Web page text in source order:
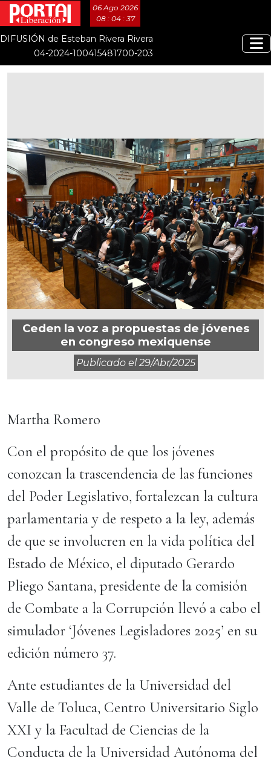
06 Ago 2026
08 : 04 : 38
DIFUSIÓN de Esteban Rivera Rivera
04-2024-100415481700-203
Ceden la voz a propuestas de jóvenes
en congreso mexiquense
Publicado el29/abr/2025
Martha Romero
Con el propósito de que los jóvenes
conozcan la trascendencia de las funciones
del Poder Legislativo, fortalezcan la cultura
parlamentaria y de respeto a la ley, además
de que se involucren en la vida política del
Estado de México, el diputado Gerardo
Pliego Santana, presidente de la comisión
de Combate a la Corrupción llevó a cabo el
simulador ‘Jóvenes Legisladores 2025’ en su
edición número 37.
Ante estudiantes de la Universidad del
Valle de Toluca, Centro Universitario Siglo
XXI y la Facultad de Ciencias de la
Conducta de la Universidad Autónoma del